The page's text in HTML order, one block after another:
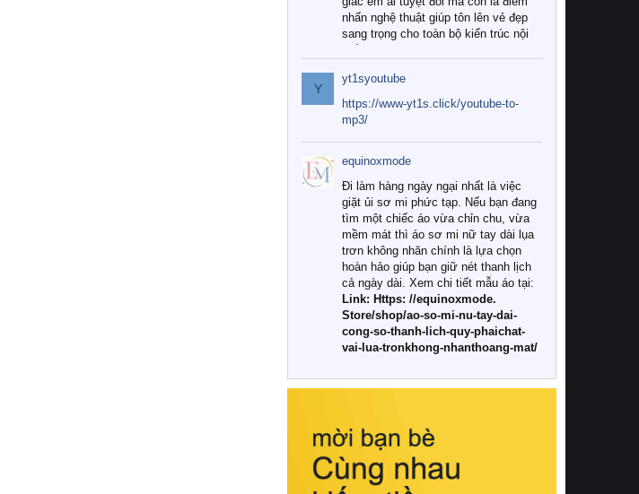
nhấn nghệ thuật giúp tôn lên vẻ đẹp
sang trọng cho toàn bộ kiến trúc nội
Tuy nhiên, giữa thị trường đa dạng
với vô vàn thương hiệu và mẫu mã
như hiện nay, làm thế nào để chọn
được những bộ chăn ga gối đệm cao
cấp thực sự chất lượng, phù hợp với
khí hậu và nhu cầu sử dụng của gia
đình? Hãy cùng chúng tôi đi tìm lời
giải đáp chi tiết qua bài viết dưới đây.
1. Tại sao các gia đình hiện đại lại ưa
chuộng chăn ga gối đệm cao cấp?
Khác với các dòng sản phẩm thông
thường, những bộ chăn ga gối đệm
cao cấp trải qua quy trình sản xuất
nghiêm ngặt từ khâu chọn lọc nguyên
liệu tự nhiên đến công nghệ dệt
nhuộm hiện đại không chứa hóa chất
này, bạn sẽ cảm nhận rõ rệt sự khác
hồi chuẩn xác của phần đệm nâng đỡ
cột sống.
Bên cạnh đó, việc lựa chọn các dòng
Y
yt1syoutube
https://www-yt1s.click/youtube-to-
mp3/
equinoxmode
Đi làm hàng ngày ngại nhất là việc
giặt ủi sơ mi phức tạp. Nếu bạn đang
tìm một chiếc áo vừa chỉn chu, vừa
mềm mát thì áo sơ mi nữ tay dài lụa
trơn không nhăn chính là lựa chọn
hoàn hảo giúp bạn giữ nét thanh lịch
cả ngày dài. Xem chi tiết mẫu áo tại:
Link: Https: //equinoxmode.
Store/shop/ao-so-mi-nu-tay-dai-
cong-so-thanh-lich-quy-phaichat-
vai-lua-tronkhong-nhanthoang-mat/